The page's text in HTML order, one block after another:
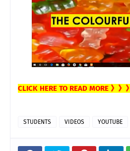
CLICK HERE TO READ MORE 》》》
STUDENTS VIDEOS YOUTUBE